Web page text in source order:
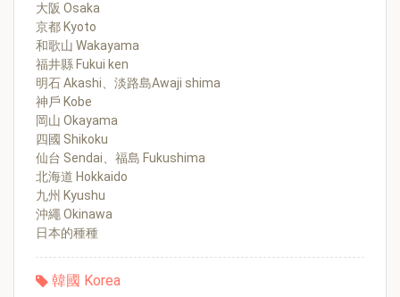
大阪 Osaka
京都 Kyoto
和歌山 Wakayama
福井縣 Fukui ken
明石 Akashi、淡路島Awaji shima
神戶 Kobe
岡山 Okayama
四國 Shikoku
仙台 Sendai、福島 Fukushima
北海道 Hokkaido
九州 Kyushu
沖繩 Okinawa
日本的種種
韓國 Korea